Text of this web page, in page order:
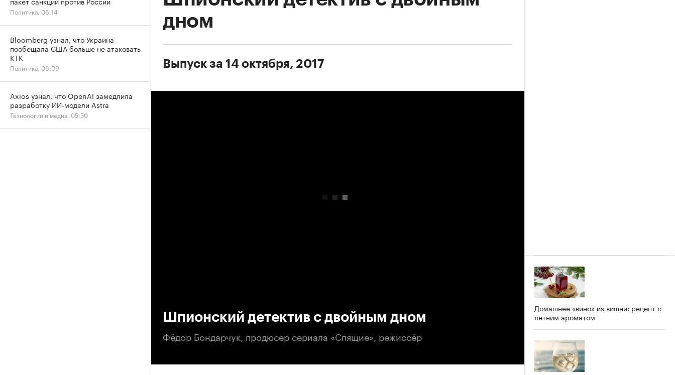
дном
Выпуск за 14 октября, 2017
Шпионский детектив с двойным дном
Фёдор Бондарчук, продюсер сериала «Спящие», режиссёр
Домашнее «вино» из вишни: рецепт с
летним ароматом
Политика, 06:14
Bloomberg узнал, что Украина
пообещала США больше не атаковать
КТК
Политика, 06:09
Axios узнал, что OpenAI замедлила
разработку ИИ-модели Astra
Технологии и медиа, 05:50